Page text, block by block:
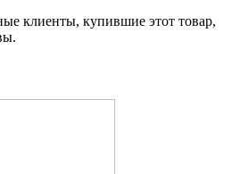
клиенты, купившие этот товар,